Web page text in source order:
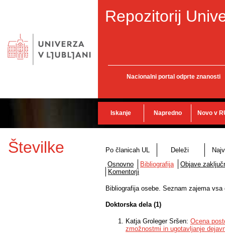
Repozitorij
Nacionalni portal odprte znanosti
Iskanje Napredno Novo v
Številke Po članicah UL Deleži
Osnovno
Bibliografija
Objave
Komentorji
Bibliografija osebe. Seznam zajema
Doktorska dela (1)
Katja Groleger Sršen: Ocena
zmožnostmi in ugotavljanje